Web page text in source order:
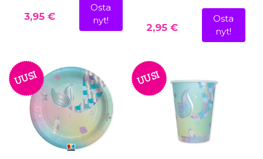
3,95 €
Osta
nyt!
2,95 €
Osta
nyt!
UUSI UUSI